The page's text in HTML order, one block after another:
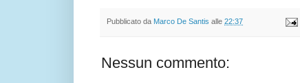
Pubblicato da Marco De Santis alle 22:37
Nessun commento: